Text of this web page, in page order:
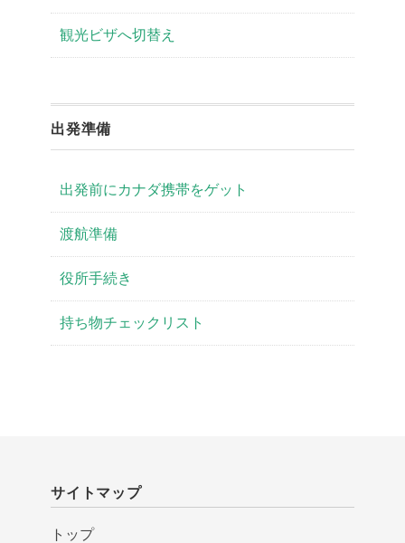
観光ビザへ切替え
出発準備
出発前にカナダ携帯をゲット
渡航準備
役所手続き
持ち物チェックリスト
サイトマップ
トップ